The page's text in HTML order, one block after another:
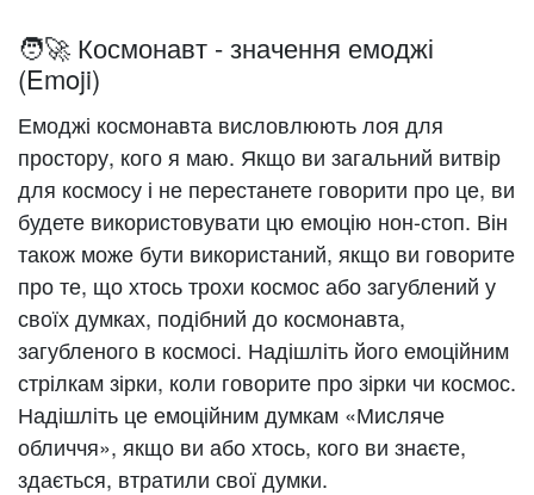
🧑‍🚀 Космонавт - значення емоджі
(Emoji)
Емоджі космонавта висловлюють лоя для
простору, кого я маю. Якщо ви загальний витвір
для космосу і не перестанете говорити про це, ви
будете використовувати цю емоцію нон-стоп. Він
також може бути використаний, якщо ви говорите
про те, що хтось трохи космос або загублений у
своїх думках, подібний до космонавта,
загубленого в космосі. Надішліть його емоційним
стрілкам зірки, коли говорите про зірки чи космос.
Надішліть це емоційним думкам «Мисляче
обличчя», якщо ви або хтось, кого ви знаєте,
здається, втратили свої думки.